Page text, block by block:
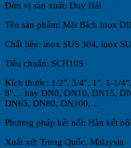
Đơn vị sản xuất: Duy Hải
Tên sản phẩm: Mặt Bích Inox
Chất liệu: inox SUS 304, inox
Tiêu chuẩn: SCH10S
Kích thước: 1/2″, 3/4″, 1″, 1-1/
8″… hay DN8, DN10, DN15,
DN65, DN80, DN100,…
Phương pháp kết nối: Hàn kết
Xuất xứ: Trung Quốc, Malaysia